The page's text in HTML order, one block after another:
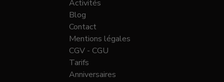
Activités
Blog
Contact
Mentions légales
CGV - CGU
Tarifs
Anniversaires